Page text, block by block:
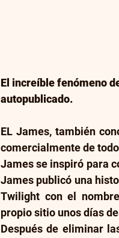
El increíble fenómeno
autopublicado.
EL James, también
comercialmente de
James se inspiró para
James publicó una
Twilight con el
propio sitio unos días
Después de eliminar